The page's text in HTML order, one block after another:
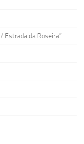
Estrada da Roseira”